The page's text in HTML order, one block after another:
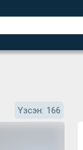
Үзсэн: 166